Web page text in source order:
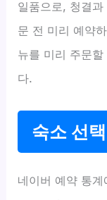
일품으로, 청결
문 전 미리 예약
뉴를 미리 주문
다.
숙소 선
네이버 예약 통